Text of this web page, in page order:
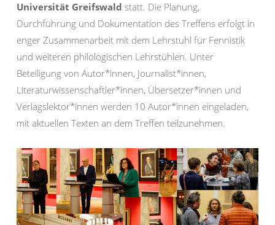
Universität Greifswald statt. Die Planung,
Durchführung und Dokumentation des Treffens erfolgt in
enger Zusammenarbeit mit dem Lehrstuhl für Fennistik
und weiteren philologischen Lehrstühlen. Unter
Beteiligung von Autor*innen, Journalist*innen,
Literaturwissenschaftler*innen, Übersetzer*innen und
Verlagslektor*innen werden 10 Autor*innen eingeladen,
mit aktuellen Texten an dem Treffen teilzunehmen.